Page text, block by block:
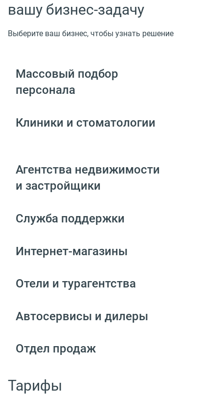
вашу бизнес-задачу
Выберите ваш бизнес, чтобы узнать решение
Массовый подбор
персонала
Клиники и стоматологии
Агентства недвижимости
и застройщики
Служба поддержки
Интернет-магазины
Отели и турагентства
Автосервисы и дилеры
Отдел продаж
Тарифы